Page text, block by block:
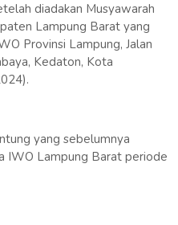
diadakan Musyawarah
Lampung Barat yang
Provinsi Lampung, Jalan
Kedaton, Kota
yang sebelumnya
IWO Lampung Barat periode